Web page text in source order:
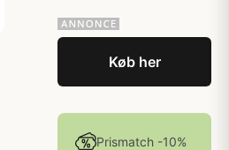
Køb her
Prismatch -10%